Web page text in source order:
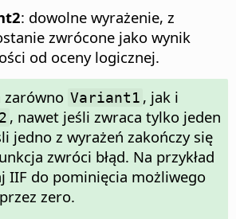
: dowolne wyrażenie, z
zwrócone jako wynik
od oceny logicznej.
zarówno Variant1 , jak i
, nawet jeśli zwraca tylko jeden
jedno z wyrażeń zakończy się
zwróci błąd. Na przykład
IIF do pominięcia możliwego
zero.